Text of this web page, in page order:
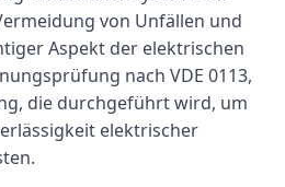
von Unfällen und
Aspekt der elektrischen
nach VDE 0113,
die durchgeführt wird, um
elektrischer